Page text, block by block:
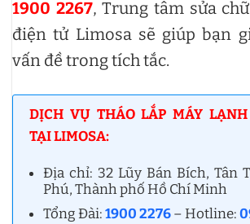
1900 2267, Trung tâm sửa
điện tử Limosa sẽ giúp bạn
vấn đề trong tích tắc.
DỊCH VỤ THÁO LẮP MÁY
TẠI LIMOSA:
Địa chỉ: 32 Lũy Bán Bích, Tân
Phú, Thành phố Hồ Chí Minh
Tổng Đài:1900 2276– Hotline: